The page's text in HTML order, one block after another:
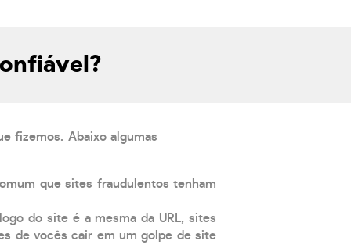
fizemos. Abaixo algumas
que sites fraudulentos tenham
do site é a mesma da URL, sites
de vocês cair em um golpe de site